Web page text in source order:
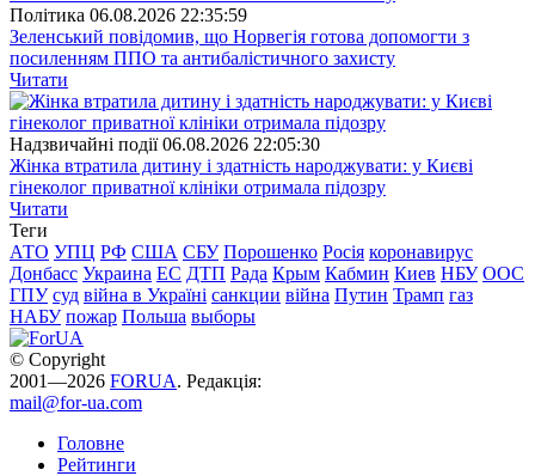
Полiтика 06.08.2026 22:35:59
Зеленський повідомив, що Норвегія готова допомогти з
посиленням ППО та антибалістичного захисту
Читати
Надзвичайні події 06.08.2026 22:05:30
Жінка втратила дитину і здатність народжувати: у Києві
гінеколог приватної клініки отримала підозру
Читати
Теги
АТО УПЦ РФ США СБУ Порошенко Росія коронавирус
Донбасс Украина ЕС ДТП Рада Крым Кабмин Киев НБУ ООС
ГПУ суд війна в Україні санкции війна Путин Трамп газ
НАБУ пожар Польша выборы
© Copyright
2001—2026 FORUA. Редакція:
mail@for-ua.com
Головне
Рейтинги